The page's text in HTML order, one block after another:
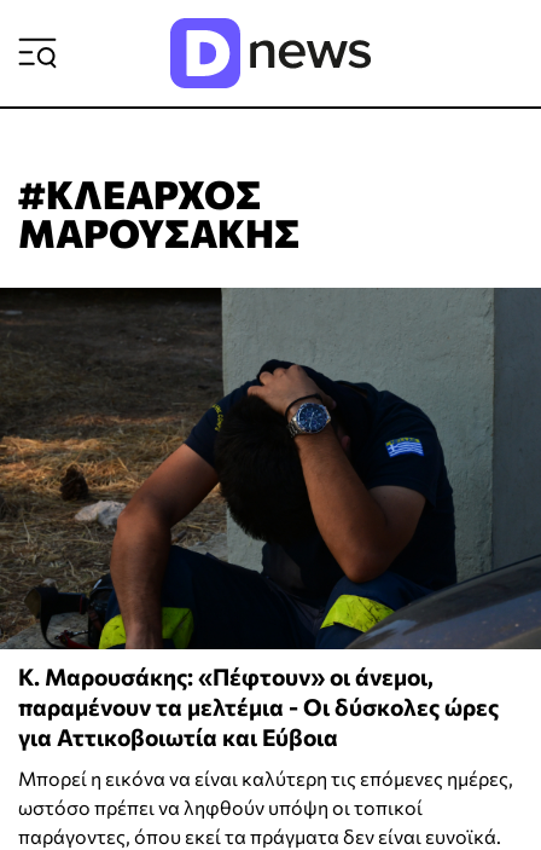
#ΚΛΕΑΡΧΟΣ
ΜΑΡΟΥΣΑΚΗΣ
Κ. Μαρουσάκης: «Πέφτουν» οι άνεμοι,
παραμένουν τα μελτέμια - Οι δύσκολες ώρες
για Αττικοβοιωτία και Εύβοια
Μπορεί η εικόνα να είναι καλύτερη τις επόμενες ημέρες,
ωστόσο πρέπει να ληφθούν υπόψη οι τοπικοί
παράγοντες, όπου εκεί τα πράγματα δεν είναι ευνοϊκά.